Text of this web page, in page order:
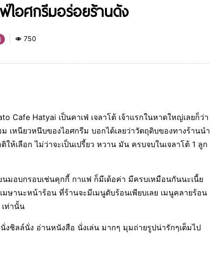
ไอศกรีมอร่อยร้านดัง
750
Cafe Hatyai เป็นคาเฟ่ เจลาโต้ เจ้าแรกในหาดใหญ่เลยก็ว่า
เหนียวหนึบของไอศกรีม บอกได้เลยว่าวัตถุดิบของทางร้านนำ
ห้เลือก ไม่ว่าจะเป็นเปรี้ยว หวาน มัน ครบจบในเจลาโต้ 1 ลูก
นมอบกรอบเช่นคุกกี้ กาแฟ ก็มีเด้อค่า มีครบเหมือนกันนะเนี้ย
ษานะหน้าร้อน ที่ร้านจะมีเมนูดับร้อนเพียบเลย เมนูคลายร้อน
ท่านั้น
ชิลล์นั่ง อ่านหนังสือ นั่งเล่น มากๆ มุมถ่ายรูปน่ารักๆเต็มไป